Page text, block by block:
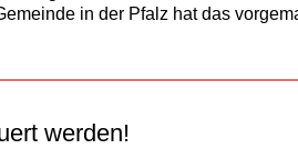
in der Pfalz hat das
werden!